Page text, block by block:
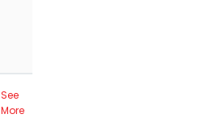
See
More